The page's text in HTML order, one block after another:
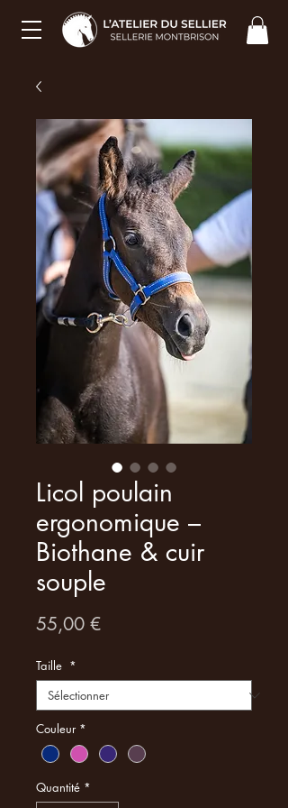
Licol poulain
ergonomique –
Biothane & cuir
souple
55,00 €Prix
Taille *
Couleur *
Quantité *